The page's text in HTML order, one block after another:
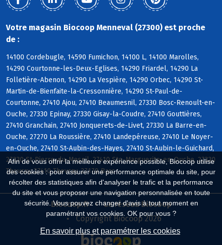
Afin de vous offrir la meilleure expérience possible, Biocoop utilise
des cookies : pour assurer une performance optimale du site, pour
récolter des statistiques afin d'analyser le trafic et la performance
du site et vous proposer une navigation personnalisée en toute
sécurité. Vous pouvez changer d'avis à tout moment en
paramétrant vos cookies. OK pour vous ?
En savoir plus et paramétrer les cookies
Votre magasin Biocoop Menneval (27300) est proche
de :
14100 Cordebugle, 14590 Fumichon, 14100 L, 14100 Marolles,
14290 Courtonne-les-Deux-Eglises, 14290 Friardel, 14290 La
Folletière-Abenon, 14290 La Vespière, 14290 Orbec, 14290 St-
Martin-de-Bienfaite-la-Cressonnière, 14290 St-Paul-de-
Courtonne, 27410 Ajou, 27410 Beaumesnil, 27330 Bosc-Renoult-en-
Ouche, 27330 Epinay, 27330 Gisay-la-Coudre, 27410 Gouttières,
27410 Granchain, 27410 Jonquerets-de-Livet, 27330 La Barre-en-
Ouche, 27270 La Roussière, 27410 Landepéreuse, 27410 Le Noyer-
en-Ouche, 27410 St-Aubin-des-Hayes, 27410 St-Aubin-le-Guichard,
27330 St-Pierre-du-Mesnil, 27410 Ste-Marguerite-en-Ouche, 27330
Thevray, 27410 Thevray, 27170 Barc
Biocoop.fr
Le réseau Biocoop
Copyright Biocoop 2026